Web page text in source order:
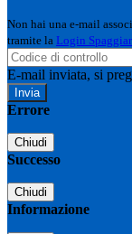
Non hai una e-mail
tramite la Login
E-mail inviata, si
Errore
Chiudi
Successo
Chiudi
Informazione